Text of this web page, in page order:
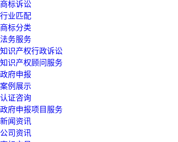
商标诉讼
行业匹配
商标分类
法务服务
知识产权行政诉讼
知识产权顾问服务
政府申报
案例展示
认证咨询
政府申报项目服务
新闻资讯
公司资讯